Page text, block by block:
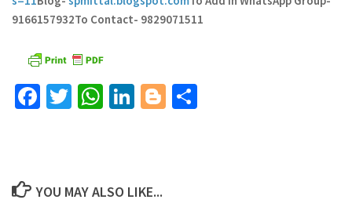
9166157932To Contact- 9829071511
Facebook
TwitterWhatsApp
LinkedIn
Blogger
YOU MAY ALSO LIKE...